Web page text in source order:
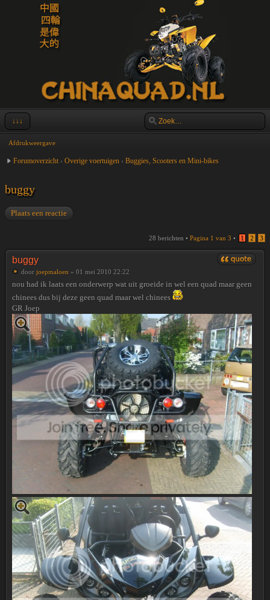
↓↓↓
Afdrukweergave
Forumoverzicht ‹ Overige voertuigen ‹ Buggies, Scooters en Mini-bikes
buggy
Plaats een reactie
28 berichten • Pagina 1 van 3 • 1 2 3
buggy
door joepmaloen » 01 mei 2010 22:22
nou had ik laats een onderwerp wat uit groeide in wel een quad maar geen
chinees dus bij deze geen quad maar wel chinees
GR Joep